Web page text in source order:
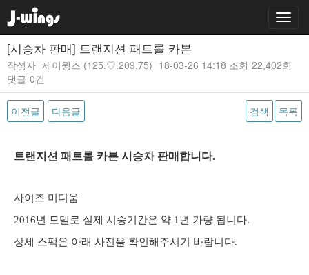
[시승차 판매] 트랜지션 패트롤 카본
작성자 제이윙즈 (125.♡.209.75) 18-03-26 14:18 조회 22,402회
댓글 0건
이전글 다음글 검색 목록
본문
트랜지션 패트롤 카본 시승차 판매합니다.
사이즈 미디움
2016년 모델로 실제 시승기간은 약 1년 가량 됩니다.
상세 스팩은 아래 사진을 확인해주시기 바랍니다.